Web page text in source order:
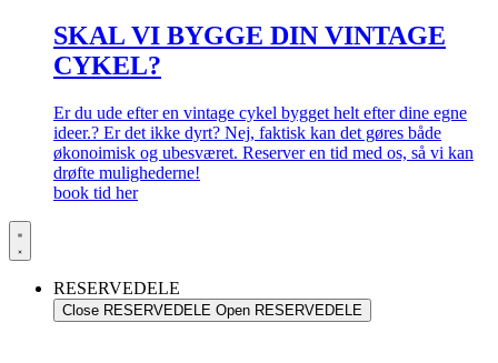
SKAL VI BYGGE DIN VINTAGE
CYKEL?
Er du ude efter en vintage cykel bygget helt efter dine egne
ideer.? Er det ikke dyrt? Nej, faktisk kan det gøres både
økonoimisk og ubesværet. Reserver en tid med os, så vi kan
drøfte mulighederne!
book tid her
RESERVEDELE
Close RESERVEDELE Open RESERVEDELE